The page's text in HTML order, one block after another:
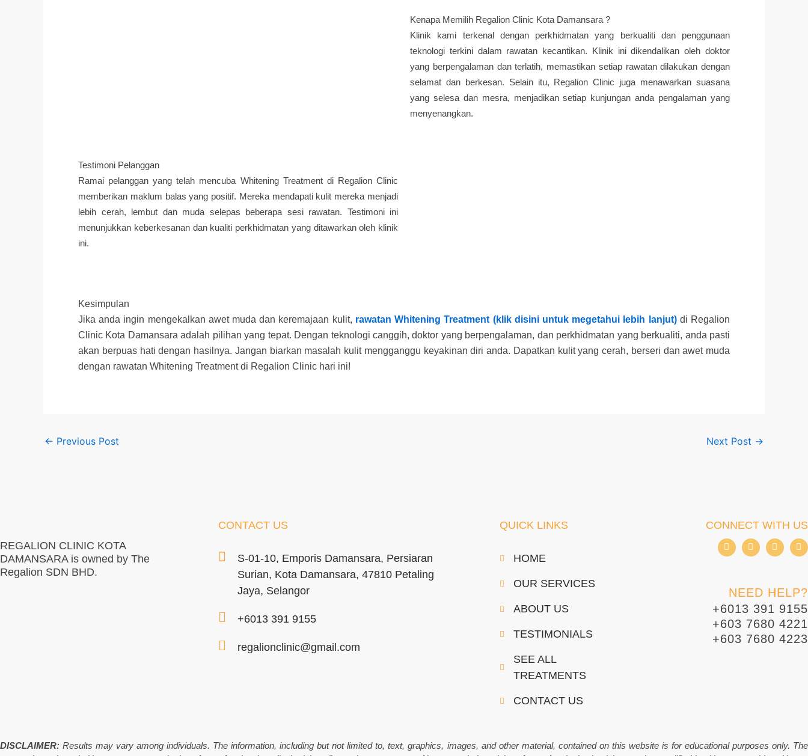
Kenapa Memilih Regalion Clinic Kota Damansara ?
Klinik kami terkenal dengan perkhidmatan yang berkualiti dan penggunaan
teknologi terkini dalam rawatan kecantikan. Klinik ini dikendalikan oleh doktor
yang berpengalaman dan terlatih, memastikan setiap rawatan dilakukan dengan
selamat dan berkesan. Selain itu, Regalion Clinic juga menawarkan suasana
yang selesa dan mesra, menjadikan setiap kunjungan anda pengalaman yang
menyenangkan.
Testimoni Pelanggan
Ramai pelanggan yang telah mencuba Whitening Treatment di Regalion Clinic
memberikan maklum balas yang positif. Mereka mendapati kulit mereka menjadi
lebih cerah, lembut dan muda selepas beberapa sesi rawatan. Testimoni ini
menunjukkan keberkesanan dan kualiti perkhidmatan yang ditawarkan oleh klinik
ini.
Kesimpulan
Jika anda ingin mengekalkan awet muda dan keremajaan kulit, rawatan Whitening Treatment (klik disini untuk megetahui lebih lanjut)di Regalion
Clinic Kota Damansara adalah pilihan yang tepat. Dengan teknologi canggih, doktor yang berpengalaman, dan perkhidmatan yang berkualiti, anda pasti
akan berpuas hati dengan hasilnya. Jangan biarkan masalah kulit mengganggu keyakinan diri anda. Dapatkan kulit yang cerah, berseri dan awet muda
dengan rawatan Whitening Treatment di Regalion Clinic hari ini!
← Previous Post Next Post →
REGALION CLINIC KOTA
DAMANSARA is owned by The
Regalion SDN BHD.
CONTACT US
S-01-10, Emporis Damansara, Persiaran
Surian, Kota Damansara, 47810 Petaling
Jaya, Selangor
+6013 391 9155
regalionclinic@gmail.com
QUICK LINKS
HOME
OUR SERVICES
ABOUT US
TESTIMONIALS
SEE ALL
TREATMENTS
CONTACT US
CONNECT WITH US
I
c
o
a
c
e
b
o
o
I
c
o
i
n
s
a
g
r
T
i
k
k
W
h
a
a
p
p
NEED HELP?
+6013 391 9155
+603 7680 4221
+603 7680 4223
DISCLAIMER: Results may vary among individuals. The information, including but not limited to, text, graphics, images, and other material, contained on this website is for educational purposes only. The